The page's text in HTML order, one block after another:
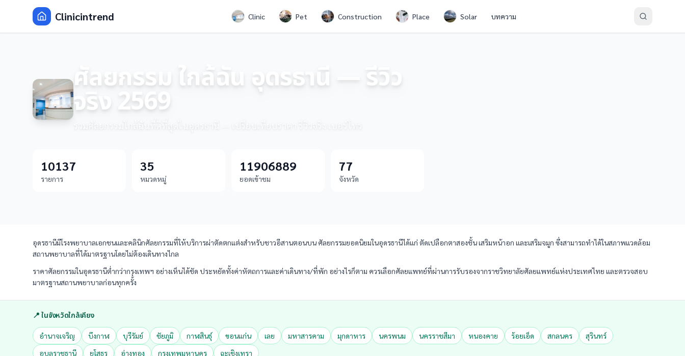
Clinicintrend Clinic Pet Construction Place Solar บทความ
ศัลยกรรม ใกล้ฉัน อุดรธานี — รีวิว
จริง 2569
รวมศัลยกรรมใกล้ฉันที่ดีที่สุดในอุดรธานี — เปรียบเทียบราคา รีวิวจริง เบอร์โทร
10137
รายการ
35
หมวดหมู่
11906889
ยอดเข้าชม
77
จังหวัด
อุดรธานีมีโรงพยาบาลเอกชนและคลินิกศัลยกรรมที่ให้บริการผ่าตัดตกแต่งสำหรับชาวอีสานตอนบน ศัลยกรรมยอดนิยมในอุดรธานีได้แก่ ตัดเปลือกตาสองชั้น เสริมหน้าอก และเสริมจมูก ซึ่งสามารถทำได้ในสภาพแวดล้อม
สถานพยาบาลที่ได้มาตรฐานโดยไม่ต้องเดินทางไกล
ราคาศัลยกรรมในอุดรธานีต่ำกว่ากรุงเทพฯ อย่างเห็นได้ชัด ประหยัดทั้งค่าหัตถการและค่าเดินทาง/ที่พัก อย่างไรก็ตาม ควรเลือกศัลยแพทย์ที่ผ่านการรับรองจากราชวิทยาลัยศัลยแพทย์แห่งประเทศไทย และตรวจสอบ
มาตรฐานสถานพยาบาลก่อนทุกครั้ง
📍 ในจังหวัดใกล้เคียง
อำนาจเจริญ บึงกาฬ บุรีรัมย์ ชัยภูมิ กาฬสินธุ์ ขอนแก่น เลย มหาสารคาม มุกดาหาร นครพนม นครราชสีมา หนองคาย ร้อยเอ็ด สกลนคร
สุรินทร์
อุบลราชธานี
ยโสธร อ่างทอง กรุงเทพมหานคร ฉะเชิงเทรา